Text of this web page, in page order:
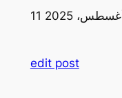
11 أغسطس، 2025
edit post